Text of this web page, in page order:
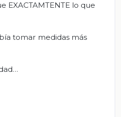
EXACTAMTENTE lo que
tomar medidas más